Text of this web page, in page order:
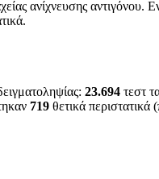
ανίχνευσης αντιγόνου.
23.694 τεστ
719 θετικά περιστατικά